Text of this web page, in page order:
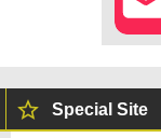
Special Site